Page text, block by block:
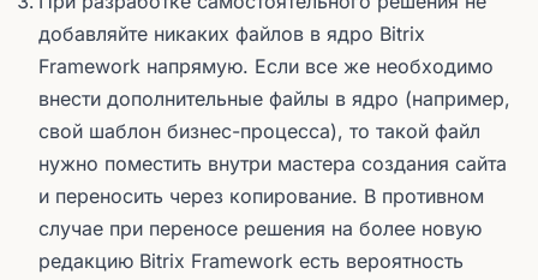
добавляйте никаких файлов в ядро Bitrix
Framework напрямую. Если все же необходимо
внести дополнительные файлы в ядро (например,
свой шаблон бизнес-процесса), то такой файл
нужно поместить внутри мастера создания сайта
и переносить через копирование. В противном
случае при переносе решения на более новую
редакцию Bitrix Framework есть вероятность